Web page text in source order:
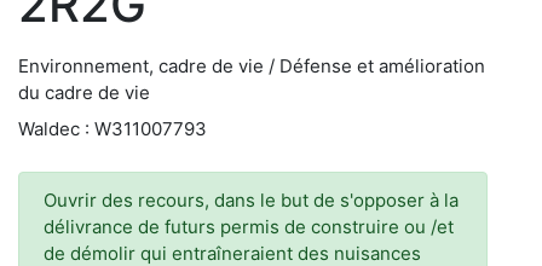
Environnement, cadre de vie / Défense et amélioration
du cadre de vie
Waldec : W311007793
Ouvrir des recours, dans le but de s'opposer à la
délivrance de futurs permis de construire ou /et
de démolir qui entraîneraient des nuisances